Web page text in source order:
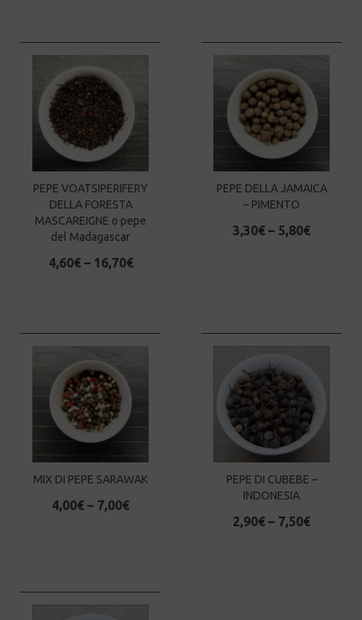
PEPE VOATSIPERIFERY
DELLA FORESTA
MASCAREIGNE o pepe
del Madagascar
4,60€– 16,70€
PEPE DELLA JAMAICA
– PIMENTO
3,30€ – 5,80€
MIX DI PEPE SARAWAK
4,00€ – 7,00€
PEPE DI CUBEBE –
INDONESIA
2,90€ – 7,50€